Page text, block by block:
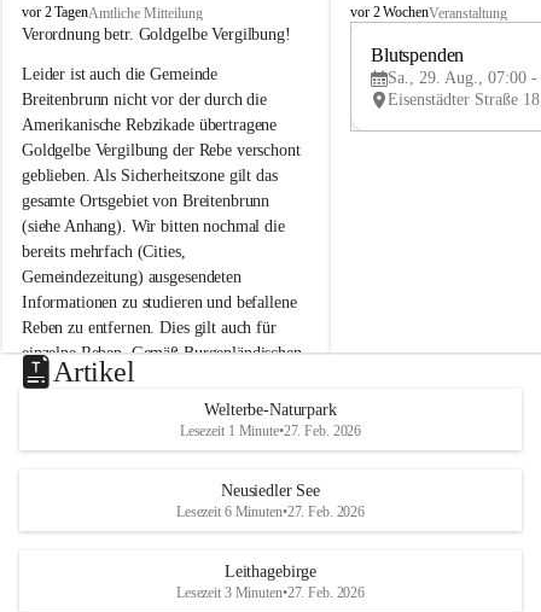
B
r
i
t
e
n
b
r
u
n
n
a
m
N
e
u
s
d
S
vor 2 TagenAmtliche Mitteilung
Verordnung betr. Goldgelbe Vergilbung!
Leider ist auch die Gemeinde
Breitenbrunn nicht vor der durch die
Amerikanische Rebzikade übertragene
Goldgelbe Vergilbung der Rebe verschont
geblieben. Als Sicherheitszone gilt das
gesamte Ortsgebiet von Breitenbrunn
(siehe Anhang). Wir bitten nochmal die
bereits mehrfach (Cities,
Gemeindezeitung) ausgesendeten
Informationen zu studieren und befallene
Reben zu entfernen. Dies gilt auch für
einzelne Reben. Gemäß Burgenländischen
Weinbaugesetz sind nicht gepflegte oder
unzulässige Weingärten zu roden! Bitte
helfen wir zusammen um unsere Winzer
vor den prognostizierten Ernteausfällen
und den daraus folgenden wirtschaftlichen
Maßnahmen zur Bekämpfung
B
e
u
e
d
r
S
vor 2 WochenVeranstaltung
Blutspenden
Sa., 29. Aug., 07:00 -
Artikel
Welterbe-Naturpark
Lesezeit 1 Minute•27. Feb. 2026
Neusiedler See
Lesezeit 6 Minuten•27. Feb. 2026
Leithagebirge
Lesezeit 3 Minuten•27. Feb. 2026